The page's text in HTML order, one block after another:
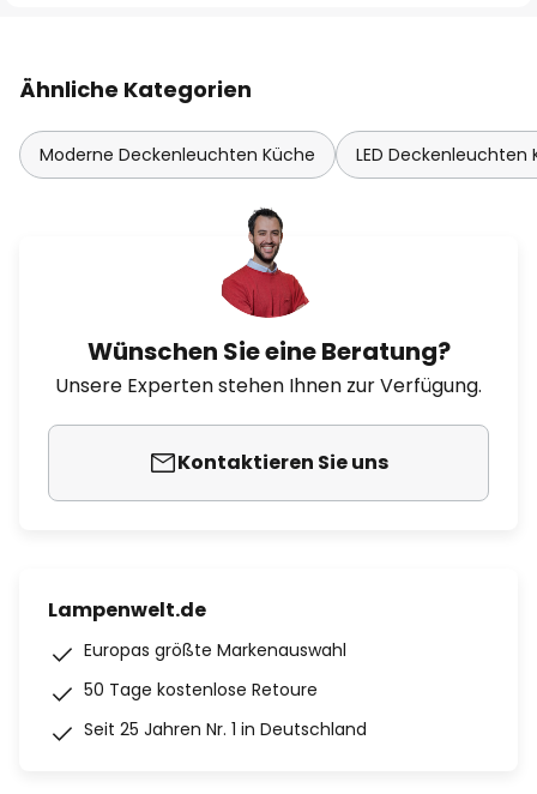
Ähnliche Kategorien
Moderne Deckenleuchten Küche LED Deckenleuchten
Wünschen Sie eine Beratung?
Unsere Experten stehen Ihnen zur Verfügung.
Kontaktieren Sie uns
Lampenwelt.de
Europas größte Markenauswahl
50 Tage kostenlose Retoure
Seit 25 Jahren Nr. 1 in Deutschland